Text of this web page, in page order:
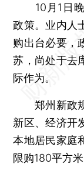
10月1日晚
政策。业内人
购出台必要，
苏，尚处于去
际作为。
郑州新政规
新区、经济开
本地居民家庭
限购180平方米